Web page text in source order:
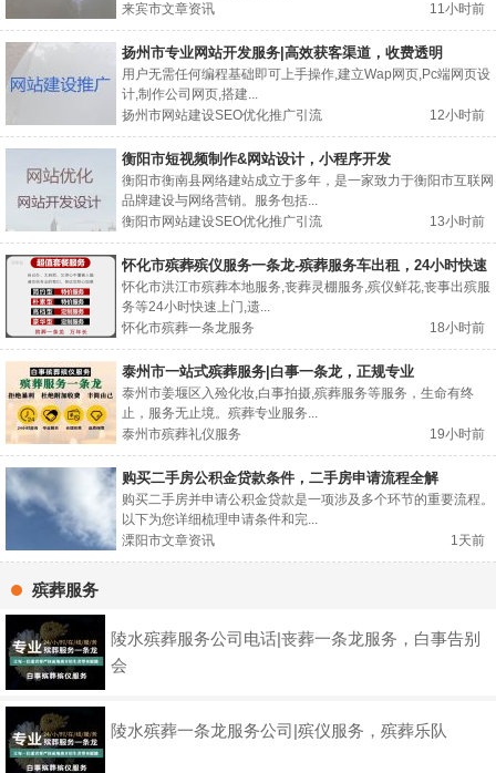
来宾市文章资讯
11小时前
扬州市专业网站开发服务|高效获客渠道，收费透明
用户无需任何编程基础即可上手操作,建立Wap网页,Pc端网页设
计,制作公司网页,搭建...
扬州市网站建设SEO优化推广引流
12小时前
衡阳市短视频制作&网站设计，小程序开发
衡阳市衡南县网络建站成立于多年，是一家致力于衡阳市互联网
品牌建设与网络营销。服务包括...
衡阳市网站建设SEO优化推广引流
13小时前
怀化市殡葬殡仪服务一条龙-殡葬服务车出租，24小时快速
上门
怀化市洪江市殡葬本地服务,丧葬灵棚服务,殡仪鲜花,丧事出殡服
务等24小时快速上门,遗...
怀化市殡葬一条龙服务
18小时前
泰州市一站式殡葬服务|白事一条龙，正规专业
泰州市姜堰区入殓化妆,白事拍摄,殡葬服务等服务，生命有终
止，服务无止境。殡葬专业服务...
泰州市殡葬礼仪服务
19小时前
购买二手房公积金贷款条件，二手房申请流程全解
购买二手房并申请公积金贷款是一项涉及多个环节的重要流程。
以下为您详细梳理申请条件和完...
溧阳市文章资讯
1天前
殡葬服务
陵水殡葬服务公司电话|丧葬一条龙服务，白事告别
会
陵水殡葬一条龙服务公司|殡仪服务，殡葬乐队